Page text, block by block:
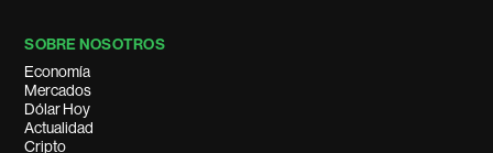
SOBRE NOSOTROS
Economía
Mercados
Dólar Hoy
Actualidad
Cripto